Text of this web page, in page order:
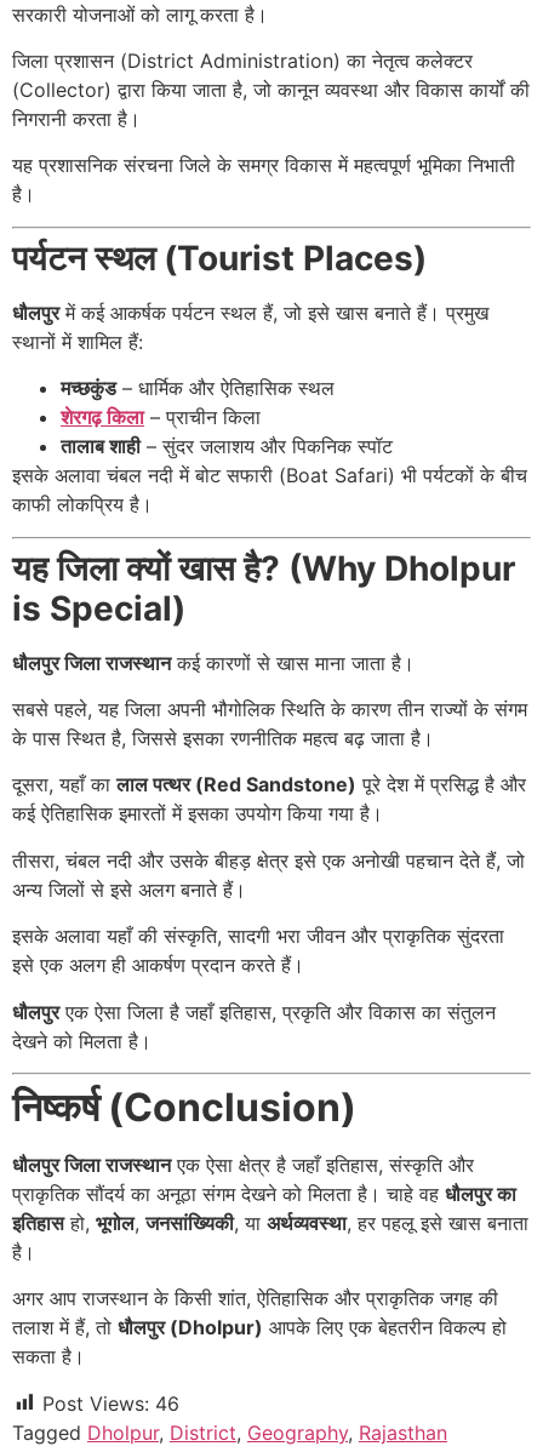
सरकारी योजनाओं को लागू करता है।
जिला प्रशासन (District Administration) का नेतृत्व कलेक्टर
(Collector) द्वारा किया जाता है, जो कानून व्यवस्था और विकास कार्यों की
निगरानी करता है।
यह प्रशासनिक संरचना जिले के समग्र विकास में महत्वपूर्ण भूमिका निभाती
है।
पर्यटन स्थल (Tourist Places)
धौलपुरमें कई आकर्षक पर्यटन स्थल हैं, जो इसे खास बनाते हैं। प्रमुख
स्थानों में शामिल हैं:
मच्छकुंड– धार्मिक और ऐतिहासिक स्थल
शेरगढ़ किला– प्राचीन किला
तालाब शाही– सुंदर जलाशय और पिकनिक स्पॉट
इसके अलावा चंबल नदी में बोट सफारी (Boat Safari) भी पर्यटकों के बीच
काफी लोकप्रिय है।
यह जिला क्यों खास है? (Why Dholpur
is Special)
धौलपुर जिला राजस्थानकई कारणों से खास माना जाता है।
सबसे पहले, यह जिला अपनी भौगोलिक स्थिति के कारण तीन राज्यों के संगम
के पास स्थित है, जिससे इसका रणनीतिक महत्व बढ़ जाता है।
दूसरा, यहाँ कालाल पत्थर (Red Sandstone) पूरे देश में प्रसिद्ध है और
कई ऐतिहासिक इमारतों में इसका उपयोग किया गया है।
तीसरा, चंबल नदी और उसके बीहड़ क्षेत्र इसे एक अनोखी पहचान देते हैं, जो
अन्य जिलों से इसे अलग बनाते हैं।
इसके अलावा यहाँ की संस्कृति, सादगी भरा जीवन और प्राकृतिक सुंदरता
इसे एक अलग ही आकर्षण प्रदान करते हैं।
धौलपुरएक ऐसा जिला है जहाँ इतिहास, प्रकृति और विकास का संतुलन
देखने को मिलता है।
निष्कर्ष (Conclusion)
धौलपुर जिला राजस्थानएक ऐसा क्षेत्र है जहाँ इतिहास, संस्कृति और
प्राकृतिक सौंदर्य का अनूठा संगम देखने को मिलता है। चाहे वह धौलपुर का
इतिहासहो, भूगोल,जनसांख्यिकी, या अर्थव्यवस्था, हर पहलू इसे खास बनाता
है।
अगर आप राजस्थान के किसी शांत, ऐतिहासिक और प्राकृतिक जगह की
तलाश में हैं, तो धौलपुर (Dholpur) आपके लिए एक बेहतरीन विकल्प हो
सकता है।
Post Views: 46
Tagged Dholpur, District, Geography, Rajasthan